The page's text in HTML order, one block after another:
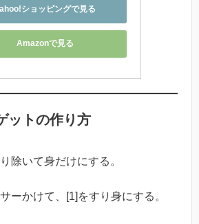
ショッピングで見る
Amazonで見る
ットの作り方
除いて身だけにする。
ーかけて、[1]をすり身にする。